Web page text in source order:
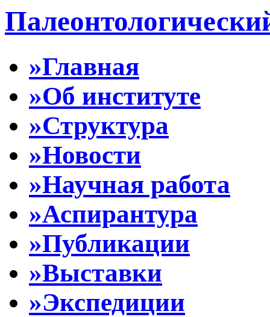
»Главная
»Об институте
»Структура
»Новости
»Научная работа
»Аспирантура
»Публикации
»Выставки
»Экспедиции